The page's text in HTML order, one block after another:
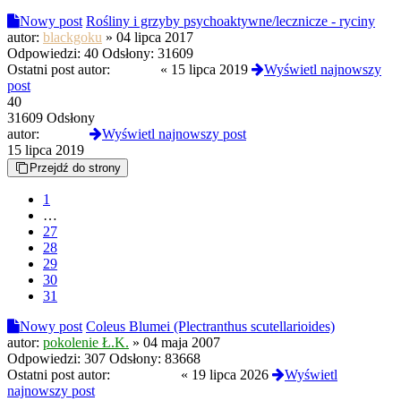
Nowy post Rośliny i grzyby psychoaktywne/lecznicze - ryciny
autor: blackgoku » 04 lipca 2017
Odpowiedzi: 40 Odsłony: 31609
Ostatni post autor:
« 15 lipca 2019
Wyświetl najnowszy
post
40
31609 Odsłony
autor:
Wyświetl najnowszy post
15 lipca 2019
Przejdź do strony
1
…
27
28
29
30
31
Nowy post Coleus Blumei (Plectranthus scutellarioides)
autor: pokolenie Ł.K. » 04 maja 2007
Odpowiedzi: 307 Odsłony: 83668
Ostatni post autor:
« 19 lipca 2026
Wyświetl
najnowszy post